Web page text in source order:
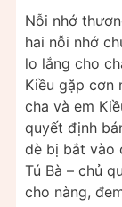
Nỗi nhớ
hai nỗi nhớ
lo lắng cho
Kiều gặp cơn
cha và em
quyết định
dè bị bắt vào
Tú Bà – chủ
cho nàng,